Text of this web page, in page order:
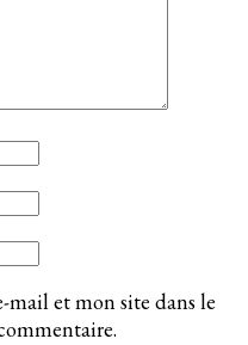
et mon site dans le